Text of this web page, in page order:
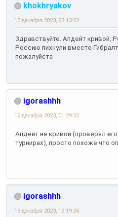
khokhryakov
10 декабря 2023, 23:13:02
Здравствуйте. Апдейт кривой,
Россию пихнули вместо
пожалуйста
igorashhh
12 декабря 2023, 01:29:32
Апдейт не кривой (проверял
турнирах), просто похоже что
igorashhh
13 декабря 2023, 13:19:26